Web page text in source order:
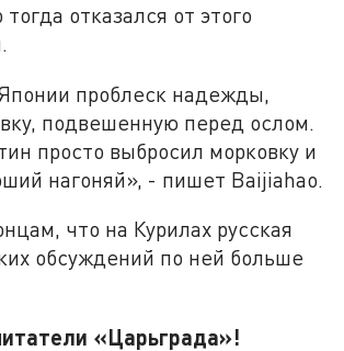
отказался от этого
проблеск надежды,
подвешенную перед ослом.
просто выбросил морковку и
нагоняй», - пишет Baijiahao.
что на Курилах русская
обсуждений по ней больше
«Царьграда»!